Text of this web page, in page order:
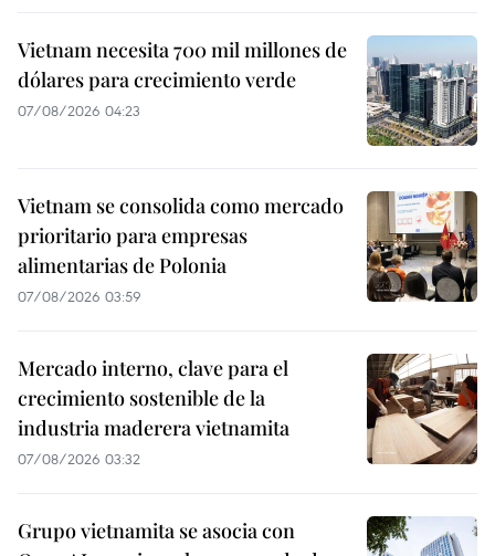
Vietnam necesita 700 mil millones de
dólares para crecimiento verde
07/08/2026 04:23
Vietnam se consolida como mercado
prioritario para empresas
alimentarias de Polonia
07/08/2026 03:59
Mercado interno, clave para el
crecimiento sostenible de la
industria maderera vietnamita
07/08/2026 03:32
Grupo vietnamita se asocia con